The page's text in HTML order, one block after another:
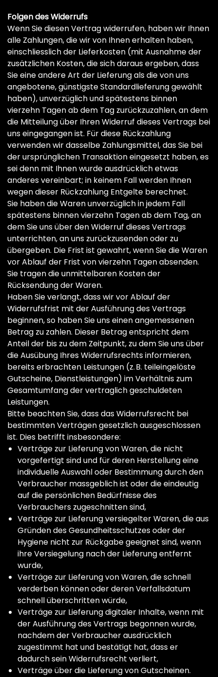
Folgen des Widerrufs
Wenn Sie diesen Vertrag widerrufen, haben wir Ihnen
alle Zahlungen, die wir von Ihnen erhalten haben,
einschliesslich der Lieferkosten (mit Ausnahme der
zusätzlichen Kosten, die sich daraus ergeben, dass
Sie eine andere Art der Lieferung als die von uns
angebotene, günstigste Standardlieferung gewählt
haben), unverzüglich und spätestens binnen
vierzehn Tagen ab dem Tag zurückzuzahlen, an dem
die Mitteilung über Ihren Widerruf dieses Vertrags bei
uns eingegangen ist. Für diese Rückzahlung
verwenden wir dasselbe Zahlungsmittel, das Sie bei
der ursprünglichen Transaktion eingesetzt haben, es
sei denn mit Ihnen wurde ausdrücklich etwas
anderes vereinbart; in keinem Fall werden Ihnen
wegen dieser Rückzahlung Entgelte berechnet.
Sie haben die Waren unverzüglich in jedem Fall
spätestens binnen vierzehn Tagen ab dem Tag, an
dem Sie uns über den Widerruf dieses Vertrags
unterrichten, an uns zurückzusenden oder zu
übergeben. Die Frist ist gewahrt, wenn Sie die Waren
vor Ablauf der Frist von vierzehn Tagen absenden.
Sie tragen die unmittelbaren Kosten der
Rücksendung der Waren.
Haben Sie verlangt, dass wir vor Ablauf der
Widerrufsfrist mit der Ausführung des Vertrags
beginnen, so haben Sie uns einen angemessenen
Betrag zu zahlen. Dieser Betrag entspricht dem
Anteil der bis zu dem Zeitpunkt, zu dem Sie uns über
die Ausübung Ihres Widerrufsrechts informieren,
bereits erbrachten Leistungen (z. B. teileingelöste
Gutscheine, Dienstleistungen) im Verhältnis zum
Gesamtumfang der vertraglich geschuldeten
Leistungen.
Bitte beachten Sie, dass das Widerrufsrecht bei
bestimmten Verträgen gesetzlich ausgeschlossen
ist. Dies betrifft insbesondere:
Verträge zur Lieferung von Waren, die nicht
vorgefertigt sind und für deren Herstellung eine
individuelle Auswahl oder Bestimmung durch den
Verbraucher massgeblich ist oder die eindeutig
auf die persönlichen Bedürfnisse des
Verbrauchers zugeschnitten sind,
Verträge zur Lieferung versiegelter Waren, die aus
Gründen des Gesundheitsschutzes oder der
Hygiene nicht zur Rückgabe geeignet sind, wenn
ihre Versiegelung nach der Lieferung entfernt
wurde,
Verträge zur Lieferung von Waren, die schnell
verderben können oder deren Verfallsdatum
schnell überschritten würde,
Verträge zur Lieferung digitaler Inhalte, wenn mit
der Ausführung des Vertrags begonnen wurde,
nachdem der Verbraucher ausdrücklich
zugestimmt hat und bestätigt hat, dass er
dadurch sein Widerrufsrecht verliert,
Verträge über die Lieferung von Gutscheinen.